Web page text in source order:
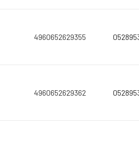
4960652629355
4960652629362